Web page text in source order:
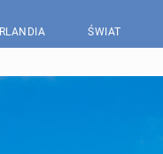
IRLANDIA ŚWIAT